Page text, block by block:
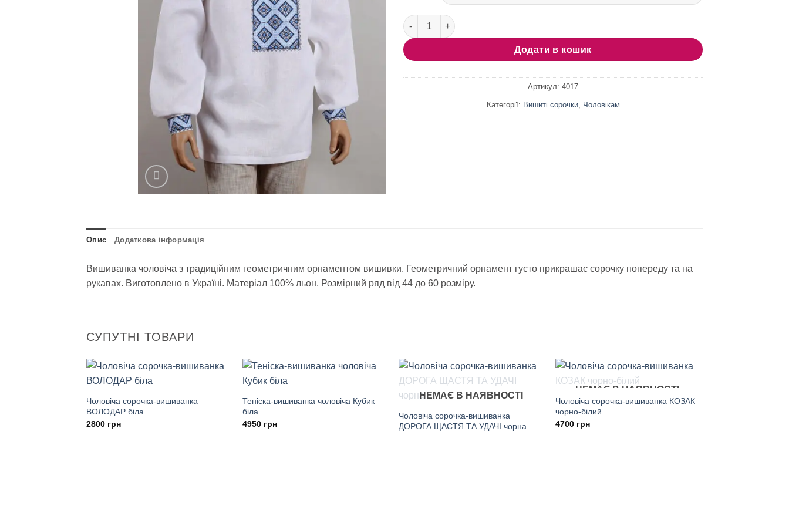
Чоловіча сорочка-вишиванка КУБИК синій кількість
Додати в кошик
Артикул: 4017
Категорії: Вишиті сорочки, Чоловікам
Опис Додаткова інформація
Вишиванка чоловіча з традиційним геометричним орнаментом вишивки. Геометричний орнамент густо прикрашає сорочку попереду та на
рукавах. Виготовлено в Україні. Матеріал 100% льон. Розмірний ряд від 44 до 60 розміру.
СУПУТНІ ТОВАРИ
Чоловіча сорочка-вишиванка
ВОЛОДАР біла
2800 грн
Теніска-вишиванка чоловіча Кубик
біла
4950 грн
НЕМАЄ В НАЯВНОСТІ
Чоловіча сорочка-вишиванка
ДОРОГА ЩАСТЯ ТА УДАЧІ чорна
НЕМАЄ В НАЯВНОСТІ
Чоловіча сорочка-вишиванка КОЗАК
чорно-білий
4700 грн